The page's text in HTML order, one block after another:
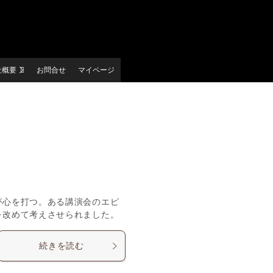
概要 お問合せ マイページ
を打つ。ある講演会のエピ
めて考えさせられました。
続きを読む